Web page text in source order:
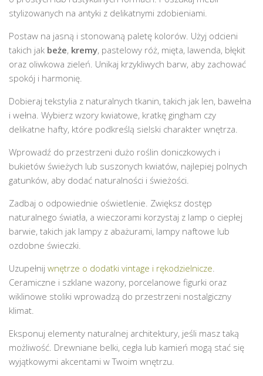
stylizowanych na antyki z delikatnymi zdobieniami.
Postaw na jasną i stonowaną paletę kolorów. Użyj odcieni
takich jak beże, kremy, pastelowy róż, mięta, lawenda, błękit
oraz oliwkowa zieleń. Unikaj krzykliwych barw, aby zachować
spokój i harmonię.
Dobieraj tekstylia z naturalnych tkanin, takich jak len, bawełna
i wełna. Wybierz wzory kwiatowe, kratkę gingham czy
delikatne hafty, które podkreślą sielski charakter wnętrza.
Wprowadź do przestrzeni dużo roślin doniczkowych i
bukietów świeżych lub suszonych kwiatów, najlepiej polnych
gatunków, aby dodać naturalności i świeżości.
Zadbaj o odpowiednie oświetlenie. Zwiększ dostęp
naturalnego światła, a wieczorami korzystaj z lamp o ciepłej
barwie, takich jak lampy z abażurami, lampy naftowe lub
ozdobne świeczki.
Uzupełnij wnętrze o dodatki vintage i rękodzielnicze.
Ceramiczne i szklane wazony, porcelanowe figurki oraz
wiklinowe stoliki wprowadzą do przestrzeni nostalgiczny
klimat.
Eksponuj elementy naturalnej architektury, jeśli masz taką
możliwość. Drewniane belki, cegła lub kamień mogą stać się
wyjątkowymi akcentami w Twoim wnętrzu.